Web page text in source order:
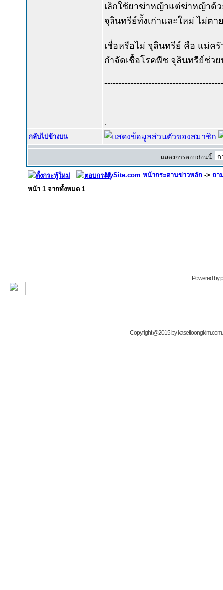
เลิกใช้ยาฆ่าหญ้าแต่ฆ่าหญ้าด้ว
จุลินทรีย์ทั้งเก่าและใหม่ ไม่ตาย
เชื่อหรือไม่ จุลินทรีย์ คือ แม่ค
กำจัดเชื้อโรคพืช จุลินทรีย์ช่ว
กลับไปข้างบน
แสดงการตอบก่อนนี้:
MySite.com หน้ากระดานข่าวหลัก -> ถา
หน้า 1 จากทั้งหมด 1
Powered by
Copyright @2015 by kasetloongkim.com